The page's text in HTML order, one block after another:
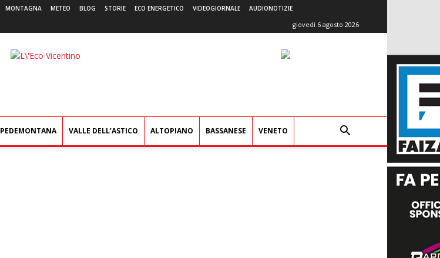
MONTAGNA METEO BLOG STORIE ECO ENERGETICO VIDEOGIORNALE AUDIONOTIZIE
giovedì 6 agosto 2026
L'Eco
PEDEMONTANA VALLE DELL’ASTICO ALTOPIANO BASSANESE VENETO